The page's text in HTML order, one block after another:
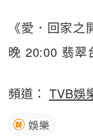
《愛．回家
晚 20:00 翡翠
頻道： TVB娛
娛樂